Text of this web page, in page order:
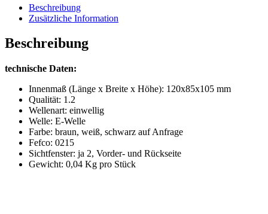
Beschreibung
Zusätzliche Information
Beschreibung
technische Daten:
Innenmaß (Länge x Breite x Höhe): 120x85x105 mm
Qualität: 1.2
Wellenart: einwellig
Welle: E-Welle
Farbe: braun, weiß, schwarz auf Anfrage
Fefco: 0215
Sichtfenster: ja 2, Vorder- und Rückseite
Gewicht: 0,04 Kg pro Stück